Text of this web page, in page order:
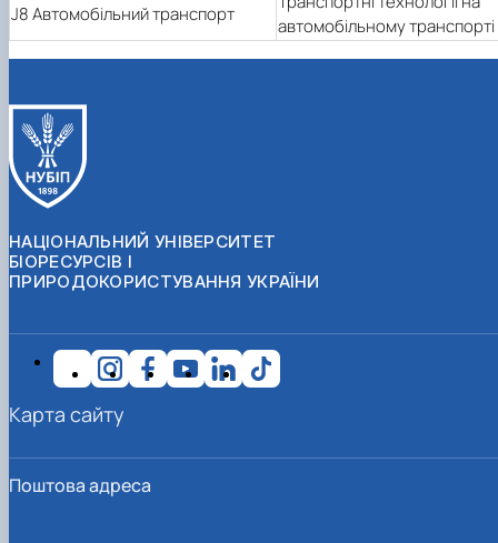
J8 Автомобільний транспорт
автомобільному транспорті
НАЦІОНАЛЬНИЙ УНІВЕРСИТЕТ
БІОРЕСУРСІВ І
ПРИРОДОКОРИСТУВАННЯ УКРАЇНИ
Поштова адреса
Карта сайту